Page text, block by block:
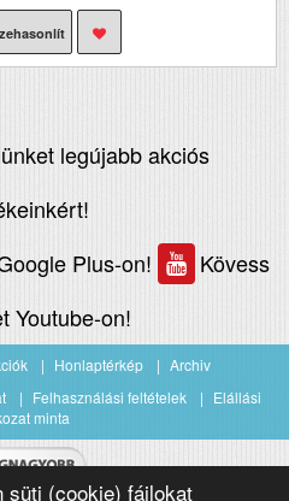
süti (cookie) fájlokat
legújabb akciós
Plus-on!
Kövess
Youtube-on!
Honlaptérkép
Archiv
Felhasználási feltételek
Elállási
minta